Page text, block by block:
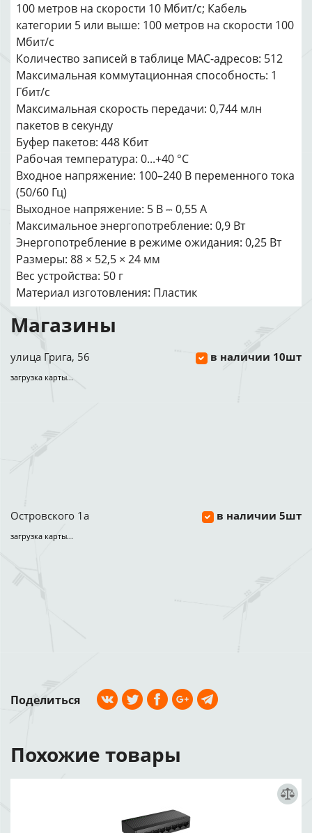
100 метров на скорости 10 Мбит/с; Кабель
категории 5 или выше: 100 метров на скорости 100
Мбит/с
Количество записей в таблице MAC-адресов: 512
Максимальная коммутационная способность: 1
Гбит/с
Максимальная скорость передачи: 0‚744 млн
пакетов в секунду
Буфер пакетов: 448 Кбит
Рабочая температура: 0...+40 °C
Входное напряжение: 100–240 В переменного тока
(50/60 Гц)
Выходное напряжение: 5 В ⎓ 0‚55 А
Максимальное энергопотребление: 0,9 Вт
Энергопотребление в режиме ожидания: 0‚25 Вт
Размеры: 88 × 52‚5 × 24 мм
Вес устройства: 50 г
Материал изготовления: Пластик
Магазины
улица Грига, 56 в наличии 10шт
загрузка карты...
Островского 1а в наличии 5шт
загрузка карты...
Поделиться
Похожие товары